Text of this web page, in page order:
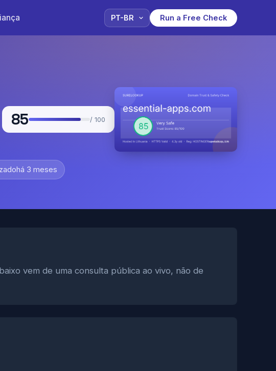
Run a Free Check
85 / 100
há 3 meses
vem de uma consulta pública ao vivo, não de